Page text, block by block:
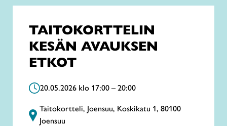
TAITOKORTTELIN
KESÄN AVAUKSEN
ETKOT
20.05.2026 klo 17:00 – 20:00
Taitokortteli, Joensuu, Koskikatu 1, 80100
Joensuu